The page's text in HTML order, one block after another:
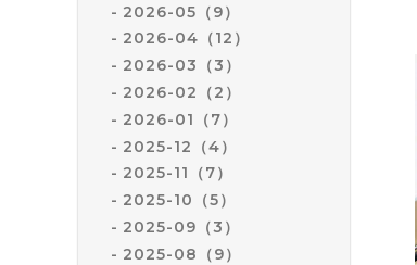
2026-05（9）
2026-04（12）
2026-03（3）
2026-02（2）
2026-01（7）
2025-12（4）
2025-11（7）
2025-10（5）
2025-09（3）
2025-08（9）